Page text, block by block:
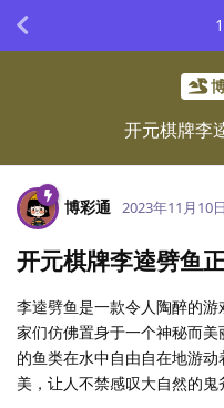
开元棋牌李
1
博彩通 2023年11月10日
开元棋牌李逵劈鱼
李逵劈鱼是一款令人陶醉的
家们仿佛置身于一个神秘而
的鱼类在水中自由自在地游
美，让人不禁感叹大自然的鬼